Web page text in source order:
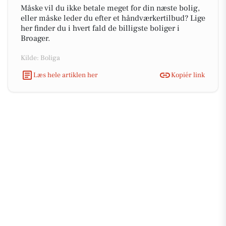
Måske vil du ikke betale meget for din næste bolig,
eller måske leder du efter et håndværkertilbud? Lige
her finder du i hvert fald de billigste boliger i
Broager.
Kilde: Boliga
Læs hele artiklen her
Kopiér link